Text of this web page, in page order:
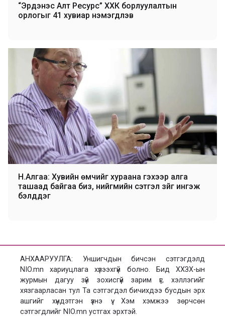
“Эрдэнэс Алт Ресурс” ХХК борлуулалтын
орлогыг 41 хувиар нэмэгдүүлэв
Н.Алгаа: Хувийн өмчийг хураана гэхээр алга
ташаад байгаа биз, нийгмийн сэтгэл зүйг ингэж
бэлддэг
АНХААРУУЛГА: Уншигчдын бичсэн сэтгэгдэлд
NIO.mn хариуцлага хүлээхгүй болно. Бид ХХЗХ-ын
журмын дагуу зүй зохисгүй зарим үг, хэллэгийг
хязгаарласан тул Та сэтгэгдэл бичихдээ бусдын эрх
ашгийг хүндэтгэн үзнэ үү. Хэм хэмжээ зөрчсөн
сэтгэгдлийг NIO.mn устгах эрхтэй.